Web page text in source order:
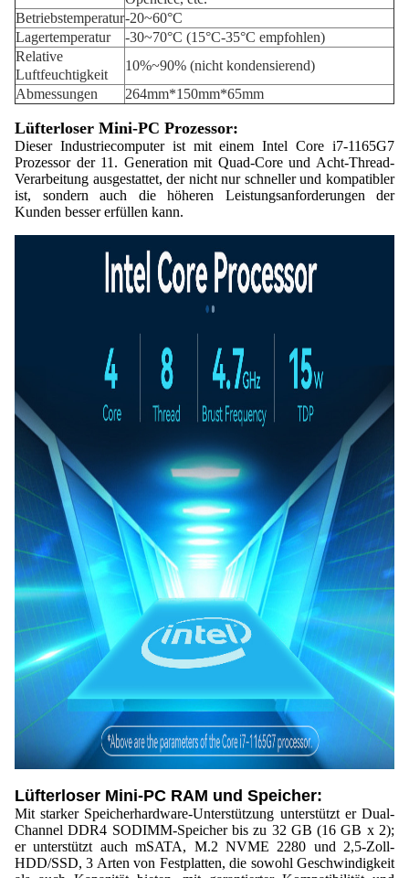
Betriebstemperatur-20~60°C
Lagertemperatur
-30~70°C (15°C-35°C empfohlen)
Relative
Luftfeuchtigkeit
10%~90% (nicht kondensierend)
Abmessungen
264mm*150mm*65mm
Lüfterloser Mini-PC Prozessor:
Dieser Industriecomputer ist mit einem Intel Core i7-1165G7
Prozessor der 11. Generation mit Quad-Core und Acht-Thread-
Verarbeitung ausgestattet, der nicht nur schneller und kompatibler
ist, sondern auch die höheren Leistungsanforderungen der
Kunden besser erfüllen kann.
Lüfterloser Mini-PC RAM und Speicher:
Mit starker Speicherhardware-Unterstützung unterstützt er Dual-
Channel DDR4 SODIMM-Speicher bis zu 32 GB (16 GB x 2);
er unterstützt auch mSATA, M.2 NVME 2280 und 2,5-Zoll-
HDD/SSD, 3 Arten von Festplatten, die sowohl Geschwindigkeit